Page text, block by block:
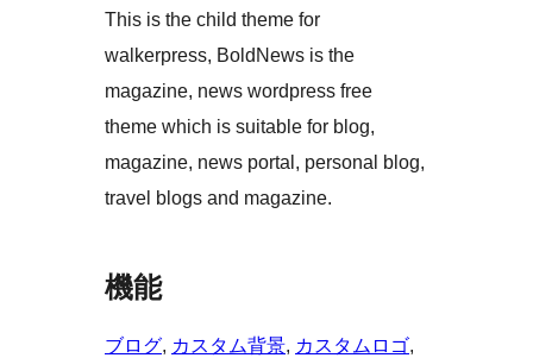
This is the child theme for
walkerpress, BoldNews is the
magazine, news wordpress free
theme which is suitable for blog,
magazine, news portal, personal blog,
travel blogs and magazine.
機能
ブログ, カスタム背景, カスタムロゴ